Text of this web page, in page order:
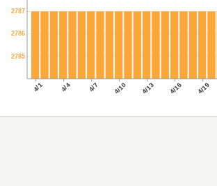
4/1 4/4 4/7 4/10 4/13 4/16 4/19
2785
2786
2787